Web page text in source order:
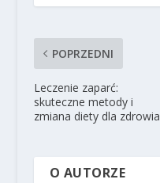
POPRZEDNI
Leczenie zaparć:
skuteczne metody i
zmiana diety dla zdrowia
O AUTORZE